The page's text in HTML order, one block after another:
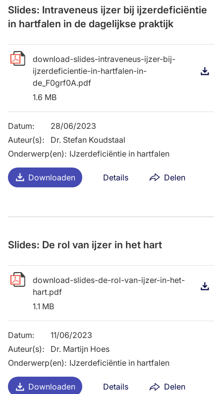
Downloaden Details Delen
Slides: Intraveneus ijzer bij ijzerdeficiëntie
in hartfalen in de dagelijkse praktijk
download-slides-intraveneus-ijzer-bij-
ijzerdeficientie-in-hartfalen-in-
de_F0grf0A.pdf
1.6 MB
Datum:
28/06/2023
Auteur(s):
Dr. Stefan Koudstaal
Onderwerp(en): IJzerdeficiëntie in hartfalen
Downloaden Details Delen
Slides: De rol van ijzer in het hart
download-slides-de-rol-van-ijzer-in-het-
hart.pdf
1.1 MB
Datum:
11/06/2023
Auteur(s):
Dr. Martijn Hoes
Onderwerp(en): IJzerdeficiëntie in hartfalen